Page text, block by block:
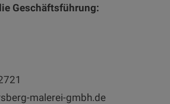
Geschäftsführung:
malerei-gmbh.de